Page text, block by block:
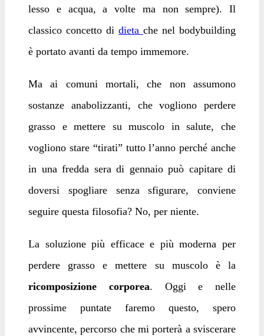
lesso e acqua, a volte ma non sempre). Il
classico concetto di dieta che nel bodybuilding
è portato avanti da tempo immemore.
Ma ai comuni mortali, che non assumono
sostanze anabolizzanti, che vogliono perdere
grasso e mettere su muscolo in salute, che
vogliono stare “tirati” tutto l’anno perché anche
in una fredda sera di gennaio può capitare di
doversi spogliare senza sfigurare, conviene
seguire questa filosofia? No, per niente.
La soluzione più efficace e più moderna per
perdere grasso e mettere su muscolo è la
ricomposizione corporea. Oggi e nelle
prossime puntate faremo questo, spero
avvincente, percorso che mi porterà a sviscerare